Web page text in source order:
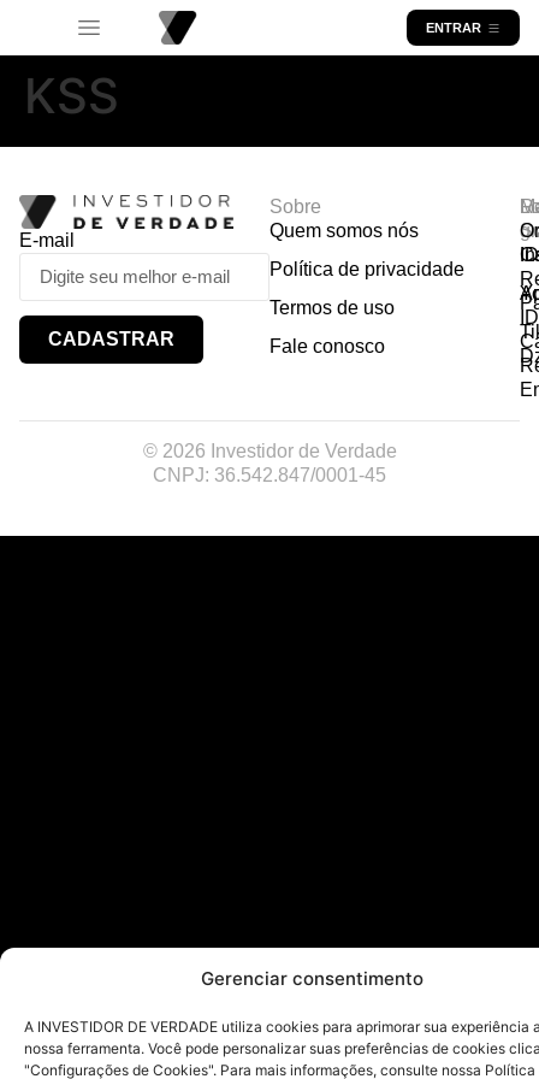
Gerenciar consentimento
A INVESTIDOR DE VERDADE utiliza cookies para aprimorar sua experiência
nossa ferramenta. Você pode personalizar suas preferências de cookies
"Configurações de Cookies". Para mais informações, consulte nossa Política
ENTRAR
KSS
E-mail
CADASTRAR
Sobre
Quem somos nós
Política de privacidade
Termos de uso
Fale conosco
© 2026 Investidor de Verdade
CNPJ: 36.542.847/0001-45